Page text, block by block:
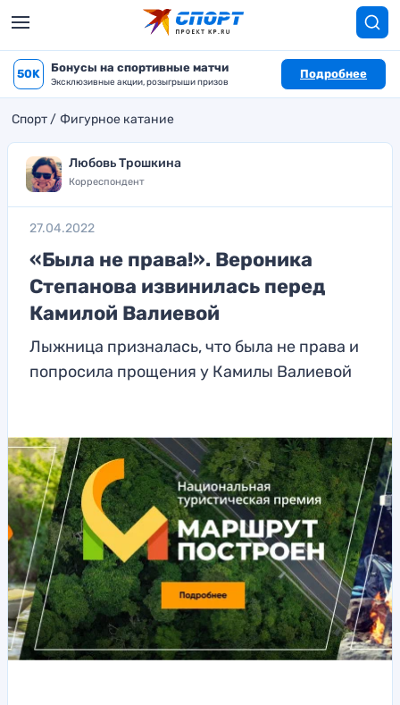
50K Бонусы на спортивные матчи
Эксклюзивные акции, розыгрыши призов
Подробнее
Спорт Фигурное катание
Любовь Трошкина
Корреспондент
27.04.2022
«Была не права!». Вероника
Степанова извинилась перед
Камилой Валиевой
Лыжница призналась, что была не права и
попросила прощения у Камилы Валиевой